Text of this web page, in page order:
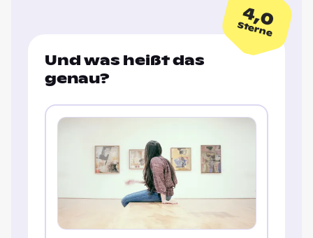
4,0
Sterne
Und was heißt das
genau?